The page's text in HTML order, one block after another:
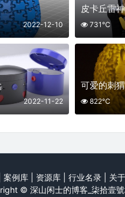
2022-12-10
皮卡丘雷
731℃
2022-11-22
可爱的刺
822℃
案例库| 资源库| 行业名录| 关于
© 深山闲士的博客_柒拾壹